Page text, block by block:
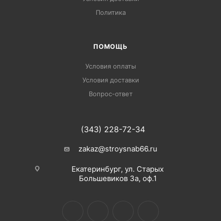
Политика
ПОМОЩЬ
Условия оплаты
Условия доставки
Вопрос-ответ
(343) 228-72-34
zakaz@stroysnab66.ru
Екатеринбург, ул. Старых
Большевиков 3а, оф.1